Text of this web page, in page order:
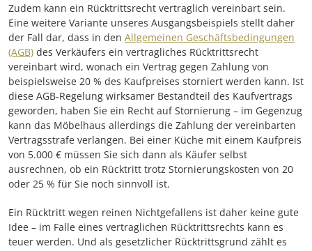
Zudem kann ein Rücktrittsrecht vertraglich vereinbart sein.
Eine weitere Variante unseres Ausgangsbeispiels stellt daher
der Fall dar, dass in den Allgemeinen Geschäftsbedingungen
(AGB) des Verkäufers ein vertragliches Rücktrittsrecht
vereinbart wird, wonach ein Vertrag gegen Zahlung von
beispielsweise 20 % des Kaufpreises storniert werden kann. Ist
diese AGB-Regelung wirksamer Bestandteil des Kaufvertrags
geworden, haben Sie ein Recht auf Stornierung – im Gegenzug
kann das Möbelhaus allerdings die Zahlung der vereinbarten
Vertragsstrafe verlangen. Bei einer Küche mit einem Kaufpreis
von 5.000 € müssen Sie sich dann als Käufer selbst
ausrechnen, ob ein Rücktritt trotz Stornierungskosten von 20
oder 25 % für Sie noch sinnvoll ist.
Ein Rücktritt wegen reinen Nichtgefallens ist daher keine gute
Idee – im Falle eines vertraglichen Rücktrittsrechts kann es
teuer werden. Und als gesetzlicher Rücktrittsgrund zählt es